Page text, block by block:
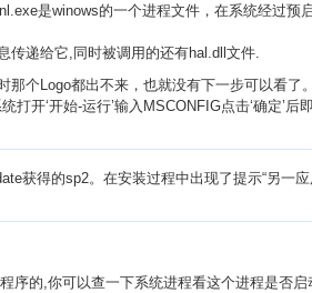
是winows的一个进程文件，在系统经过
递给它,同时被调用的还有hal.dll文件.
个Logo都出不来，也就没有下一步可以看了。
开‘开始-运行’输入MSCONFIG点击‘确定’
获得的sp2。在安装过程中出现了提示“另一
的,你可以查一下系统进程看这个进程是否启